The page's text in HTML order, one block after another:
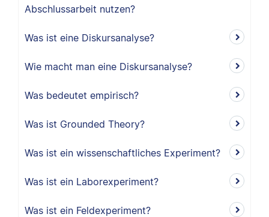
Abschlussarbeit nutzen?
Was ist eine Diskursanalyse?
Wie macht man eine Diskursanalyse?
Was bedeutet empirisch?
Was ist Grounded Theory?
Was ist ein wissenschaftliches Experiment?
Was ist ein Laborexperiment?
Was ist ein Feldexperiment?